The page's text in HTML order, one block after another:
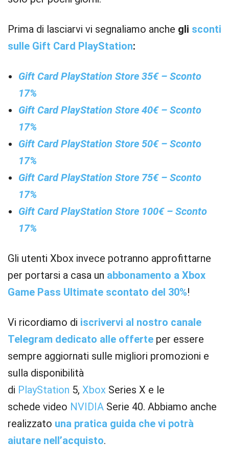
Prima di lasciarvi vi segnaliamo anche gli sconti
sulle Gift Card PlayStation:
Gift Card PlayStation Store 35€ – Sconto
17%
Gift Card PlayStation Store 40€ – Sconto
17%
Gift Card PlayStation Store 50€ – Sconto
17%
Gift Card PlayStation Store 75€ – Sconto
17%
Gift Card PlayStation Store 100€ – Sconto
17%
Gli utenti Xbox invece potranno approfittarne
per portarsi a casa un abbonamento a Xbox
Game Pass Ultimate scontato del 30%!
Vi ricordiamo di iscrivervi al nostro canale
Telegram dedicato alle offerte per essere
sempre aggiornati sulle migliori promozioni e
sulla disponibilità
di PlayStation 5, Xbox Series X e le
schede video NVIDIA Serie 40. Abbiamo anche
realizzato una pratica guida che vi potrà
aiutare nell’acquisto.